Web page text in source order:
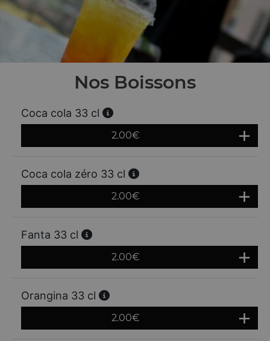
Nos Boissons
Coca cola 33 cl
2.00€
Coca cola zéro 33 cl
2.00€
Fanta 33 cl
2.00€
Orangina 33 cl
2.00€